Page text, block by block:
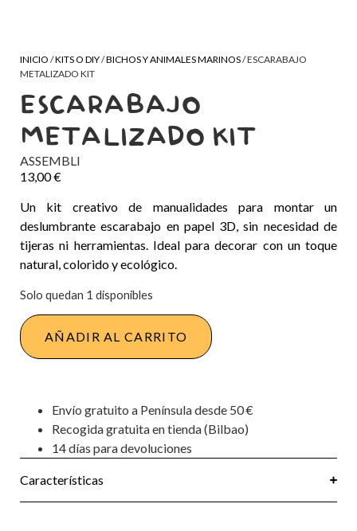
INICIO /KITS O DIY/BICHOS Y ANIMALES MARINOS/ ESCARABAJO
METALIZADO KIT
ESCARABAJO
METALIZADO KIT
ASSEMBLI
13,00€
Un kit creativo de manualidades para montar un
deslumbrante escarabajo en papel 3D, sin necesidad de
tijeras ni herramientas. Ideal para decorar con un toque
natural, colorido y ecológico.
Solo quedan 1 disponibles
AÑADIR AL CARRITO
Envío gratuito a Península desde 50 €
Recogida gratuita en tienda (Bilbao)
14 días para devoluciones
Características